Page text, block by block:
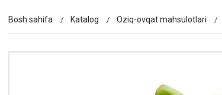
Bosh sahifa Katalog Oziq-ovqat mahsulotlari